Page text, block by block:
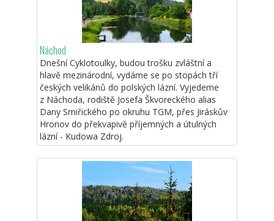
Náchod
Dnešní Cyklotoulky, budou trošku zvláštní a
hlavě mezinárodní, vydáme se po stopách tří
českých velikánů do polských lázní. Vyjedeme
z Náchoda, rodiště Josefa Škvoreckého alias
Dany Smiřického po okruhu TGM, přes Jiráskův
Hronov do překvapivě příjemných a útulných
lázní - Kudowa Zdroj.